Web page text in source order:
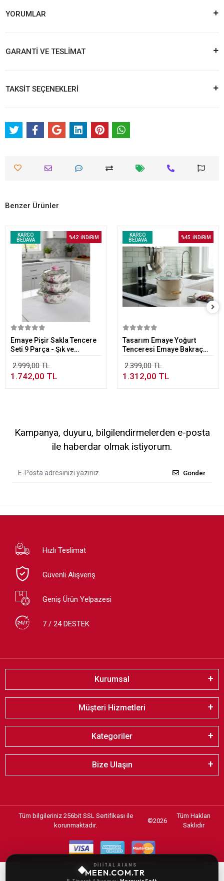
YORUMLAR
GARANTİ VE TESLİMAT
TAKSİT SEÇENEKLERİ
Benzer Ürünler
KARGO
BEDAVA
%42 İNDİRİM
Sepete Ekle
Emaye Pişir Sakla Tencere
Seti 9 Parça - Şık ve
2.999,00 TL
1.742,00 TL
KARGO
BEDAVA
%45 İNDİRİM
Sepete Ekle
Tasarım Emaye Yoğurt
Tenceresi Emaye Bakraç
2.399,00 TL
1.312,00 TL
Kampanya, duyuru, bilgilendirmelerden e-posta
ile haberdar olmak istiyorum.
Gönder
Hızlı Teslimat
Güvenli Alışveriş
Geniş Ürün Yelpazesi
7 / 24 DESTEK
Kurumsal
Müşteri Hizmetleri
Kategoriler
Bize Ulaşın
Tüm bilgileriniz 256bit SSL Sertifikası ile
korunmaktadır.
©2026
Tüm Hakları
Saklıdır
DİJİTAL AJANS
MEEN.COM.TR